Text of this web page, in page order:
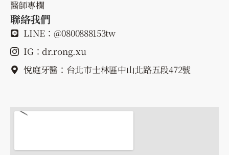
醫師專欄
聯絡我們
LINE：@0800888153tw
IG：dr.rong.xu
悅庭牙醫：台北市士林區中山北路五段472號